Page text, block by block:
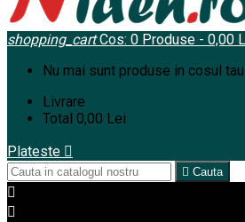
shopping_cart Cos: 0 Produse - 0,00
Nu mai sunt produse in cosul tau
Livrare
Total 0,00 Lei
Plateste 
 Cauta

